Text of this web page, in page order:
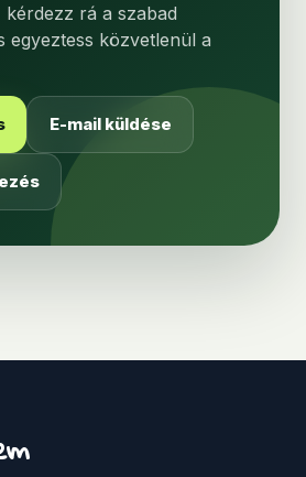
kérdezz rá a szabad
egyeztess közvetlenül a
E-mail küldése